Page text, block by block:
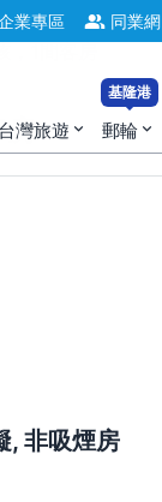
業專區 group 同業網
台灣旅遊 expand_more
基隆港
郵輪 expand_more
房
, 非吸煙房